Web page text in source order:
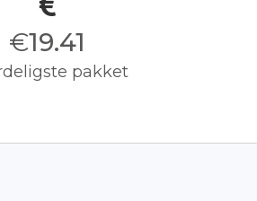
€19.50
pakket